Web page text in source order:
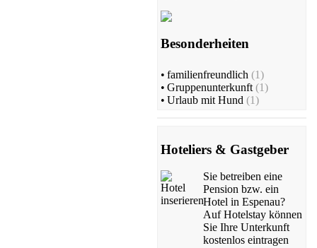
Besonderheiten
• familienfreundlich (1)
• Gruppenunterkunft (1)
• Urlaub mit Hund (1)
Hoteliers & Gastgeber
Sie betreiben eine
Pension bzw. ein
Hotel in Espenau?
Auf Hotelstay können
Sie Ihre Unterkunft
kostenlos eintragen